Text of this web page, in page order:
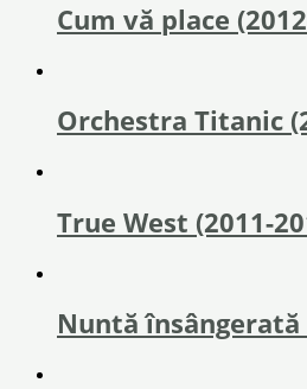
Cum vă place
Orchestra Titanic
True West (2011-
Nuntă însângerată